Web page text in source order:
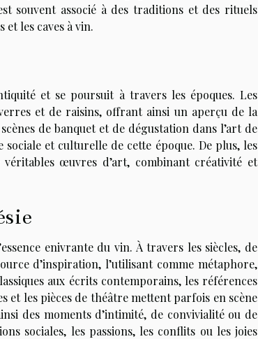
souvent associé à des traditions et des rituels
et les caves à vin.
et se poursuit à travers les époques. Les
et de raisins, offrant ainsi un aperçu de la
de banquet et de dégustation dans l’art de
et culturelle de cette époque. De plus, les
œuvres d’art, combinant créativité et
enivrante du vin. À travers les siècles, de
d’inspiration, l’utilisant comme métaphore,
aux écrits contemporains, les références
et les pièces de théâtre mettent parfois en scène
des moments d’intimité, de convivialité ou de
sociales, les passions, les conflits ou les joies